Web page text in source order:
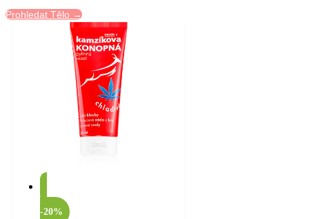
Prohledat Tělo →
-20%